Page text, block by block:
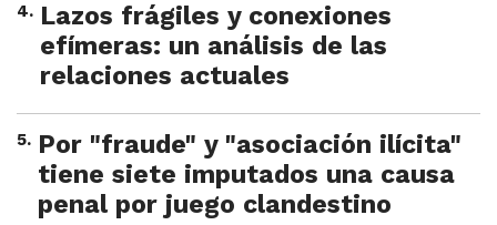
4. Lazos frágiles y conexiones
efímeras: un análisis de las
relaciones actuales
5. Por "fraude" y "asociación ilícita"
tiene siete imputados una causa
penal por juego clandestino